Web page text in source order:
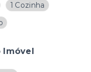
1 Cozinha